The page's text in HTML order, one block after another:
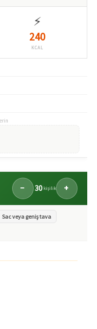
⚡
240
KCAL
− 30 kişilik +
Sac veya geniş tava